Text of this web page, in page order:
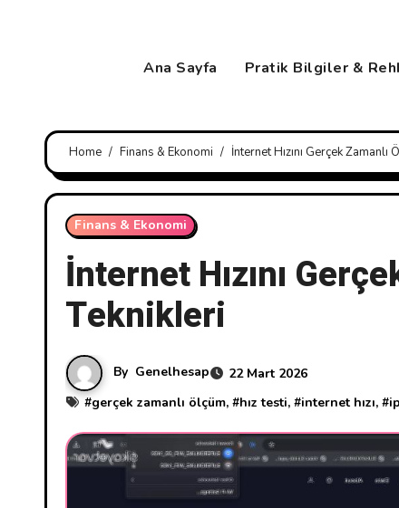
Ana Sayfa Pratik Bilgiler &
Home Finans & Ekonomi İnternet Hızını Gerçek
Finans & Ekonomi
İnternet Hızını
Teknikleri
By Genelhesap
22 Mart 2026
#gerçek zamanlı ölçüm, #hız testi, #internet hızı, #